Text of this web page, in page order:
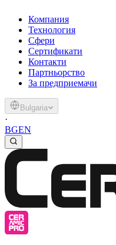
Компания
Технология
Сфери
Сертификати
Контакти
Партньорство
За предприемачи
Bulgaria
·
BGEN